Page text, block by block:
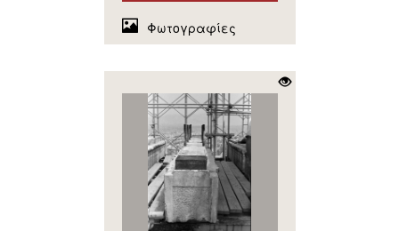
Φωτογραφίες